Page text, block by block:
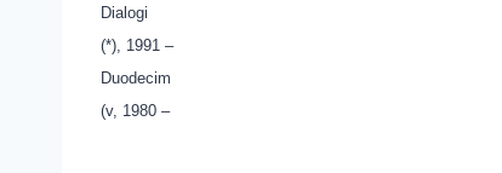
Dialogi
(*), 1991 –
Duodecim
(v, 1980 –